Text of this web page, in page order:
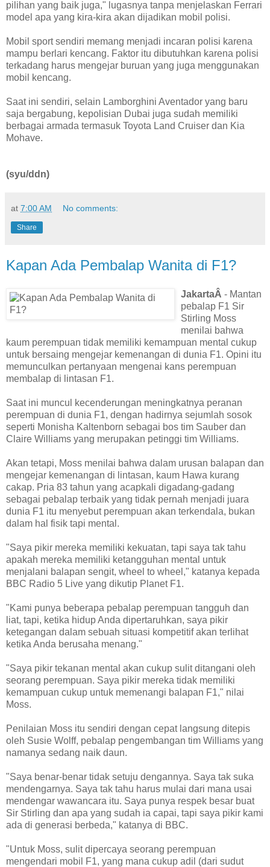
pilihan yang baik juga," lugasnya tanpa menjelaskan Ferrari
model apa yang kira-kira akan dijadikan mobil polisi.
Mobil sport sendiri memang menjadi incaran polisi karena
mampu berlari kencang. Faktor itu dibutuhkan karena polisi
terkadang harus mengejar buruan yang juga menggunakan
mobil kencang.
Saat ini sendiri, selain Lamborghini Aventador yang baru
saja bergabung, kepolisian Dubai juga sudah memiliki
berbagai armada termasuk Toyota Land Cruiser dan Kia
Mohave.
(syu/ddn)
at 7:00 AM No comments:
Share
Kapan Ada Pembalap Wanita di F1?
JakartaÂ - Mantan
pebalap F1 Sir
Stirling Moss
menilai bahwa
kaum perempuan tidak memiliki kemampuan mental cukup
untuk bersaing mengejar kemenangan di dunia F1. Opini itu
memunculkan pertanyaan mengenai kans perempuan
membalap di lintasan F1.
Saat ini muncul kecenderungan meningkatnya peranan
perempuan di dunia F1, dengan hadirnya sejumlah sosok
seperti Monisha Kaltenborn sebagai bos tim Sauber dan
Claire Williams yang merupakan petinggi tim Williams.
Akan tetapi, Moss menilai bahwa dalam urusan balapan dan
mengejar kemenangan di lintasan, kaum Hawa kurang
cakap. Pria 83 tahun yang acapkali digadang-gadang
sebagai pebalap terbaik yang tidak pernah menjadi juara
dunia F1 itu menyebut perempuan akan terkendala, bukan
dalam hal fisik tapi mental.
"Saya pikir mereka memiliki kekuatan, tapi saya tak tahu
apakah mereka memiliki ketangguhan mental untuk
menjalani balapan sengit, wheel to wheel," katanya kepada
BBC Radio 5 Live yang dikutip Planet F1.
"Kami punya beberapa pebalap perempuan tangguh dan
liat, tapi, ketika hidup Anda dipertaruhkan, saya pikir
ketegangan dalam sebuah situasi kompetitif akan terlihat
ketika Anda berusaha menang."
"Saya pikir tekanan mental akan cukup sulit ditangani oleh
seorang perempuan. Saya pikir mereka tidak memiliki
kemampuan cukup untuk memenangi balapan F1," nilai
Moss.
Penilaian Moss itu sendiri dengan cepat langsung ditepis
oleh Susie Wolff, pebalap pengembangan tim Williams yang
namanya sedang naik daun.
"Saya benar-benar tidak setuju dengannya. Saya tak suka
mendengarnya. Saya tak tahu harus mulai dari mana usai
mendengar wawancara itu. Saya punya respek besar buat
Sir Stirling dan apa yang sudah ia capai, tapi saya pikir kami
ada di generasi berbeda," katanya di BBC.
"Untuk Moss, sulit dipercaya seorang perempuan
mengendari mobil F1, yang mana cukup adil (dari sudut